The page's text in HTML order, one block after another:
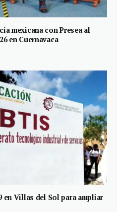
mexicana con Presea al
en Cuernavaca
en Villas del Sol para ampliar